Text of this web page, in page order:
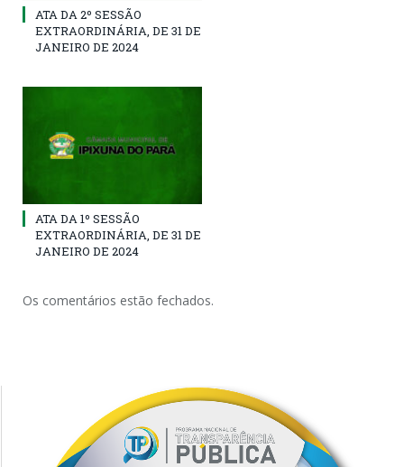
ATA DA 2º SESSÃO
EXTRAORDINÁRIA, DE 31 DE
JANEIRO DE 2024
ATA DA 1º SESSÃO
EXTRAORDINÁRIA, DE 31 DE
JANEIRO DE 2024
Os comentários estão fechados.